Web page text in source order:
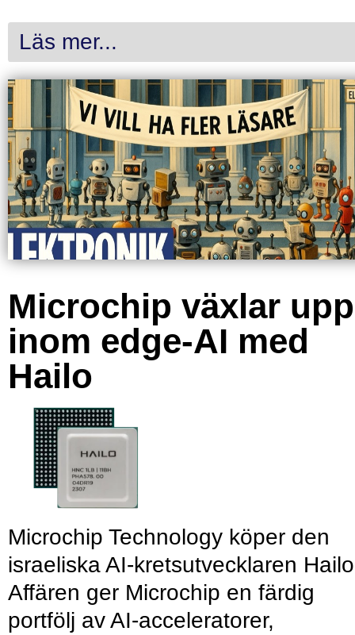
Läs mer...
Microchip växlar upp
inom edge-AI med
Hailo
Microchip Technology köper den
israeliska AI-kretsutvecklaren
Affären ger Microchip en färdig
portfölj av AI-acceleratorer,